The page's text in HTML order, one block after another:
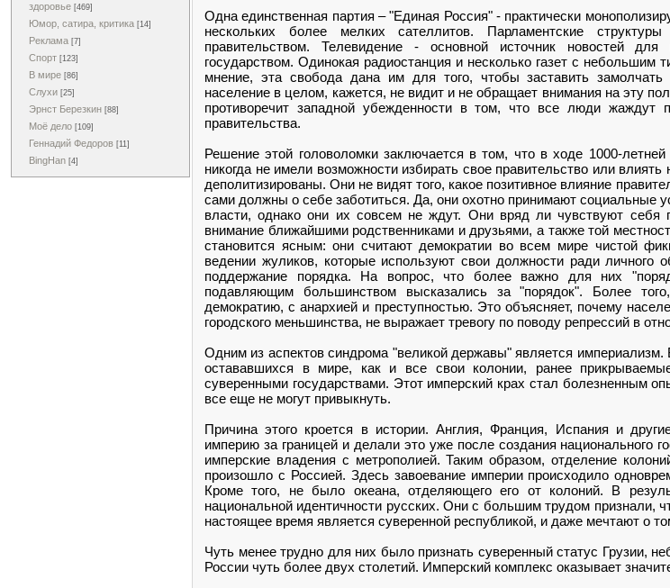
здоровье [469]
Юмор, сатира, критика [14]
Реклама [7]
Спорт [123]
В мире [86]
Слухи [25]
Эрнст Березкин [88]
Моё дело [109]
Геннадий Федоров [11]
BingHan [4]
Одна единственная партия – "Единая Россия" - практически
нескольких более мелких сателлитов. Парламентские
правительством. Телевидение - основной источник новостей
государством. Одинокая радиостанция и несколько газет с
мнение, эта свобода дана им для того, чтобы заставить
население в целом, кажется, не видит и не обращает внимания на эту
противоречит западной убежденности в том, что все люди жаждут
правительства.
Решение этой головоломки заключается в том, что в ходе 1000-летней
никогда не имели возможности избирать свое правительство или
деполитизированы. Они не видят того, какое позитивное влияние
сами должны о себе заботиться. Да, они охотно принимают социальные
власти, однако они их совсем не ждут. Они вряд ли чувствуют себя
внимание ближайшими родственниками и друзьями, а также той
становится ясным: они считают демократии во всем мире чистой
ведении жуликов, которые используют свои должности ради личного
поддержание порядка. На вопрос, что более важно для них
подавляющим большинством высказались за "порядок". Более
демократию, с анархией и преступностью. Это объясняет, почему
городского меньшинства, не выражает тревогу по поводу репрессий в
Одним из аспектов синдрома "великой державы" является
остававшихся в мире, как и все свои колонии, ранее
суверенными государствами. Этот имперский крах стал болезненным
все еще не могут привыкнуть.
Причина этого кроется в истории. Англия, Франция, Испания и
империю за границей и делали это уже после создания национального
имперские владения с метрополией. Таким образом, отделение
произошло с Россией. Здесь завоевание империи происходило
Кроме того, не было океана, отделяющего его от колоний. В
национальной идентичности русских. Они с большим трудом признали,
настоящее время является суверенной республикой, и даже мечтают о
Чуть менее трудно для них было признать суверенный статус Грузии,
России чуть более двух столетий. Имперский комплекс оказывает